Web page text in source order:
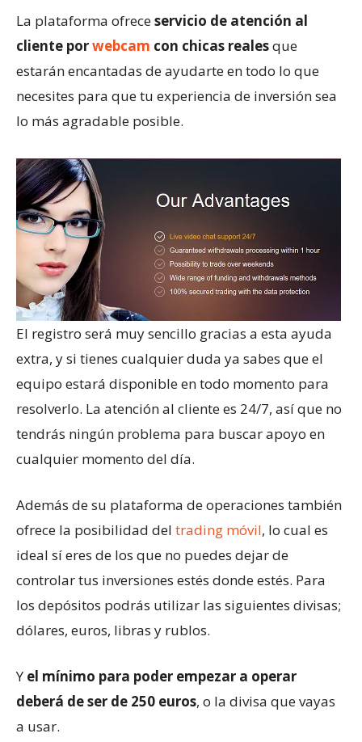
La plataforma ofreceservicio de atención al
cliente porwebcam con chicas realesque
estarán encantadas de ayudarte en todo lo que
necesites para que tu experiencia de inversión sea
lo más agradable posible.
El registro será muy sencillo gracias a esta ayuda
extra, y si tienes cualquier duda ya sabes que el
equipo estará disponible en todo momento para
resolverlo. La atención al cliente es 24/7, así que no
tendrás ningún problema para buscar apoyo en
cualquier momento del día.
Además de su plataforma de operaciones también
ofrece la posibilidad del trading móvil, lo cual es
ideal sí eres de los que no puedes dejar de
controlar tus inversiones estés donde estés. Para
los depósitos podrás utilizar las siguientes divisas;
dólares, euros, libras y rublos.
Y el mínimo para poder empezar a operar
deberá de ser de 250 euros, o la divisa que vayas
a usar.